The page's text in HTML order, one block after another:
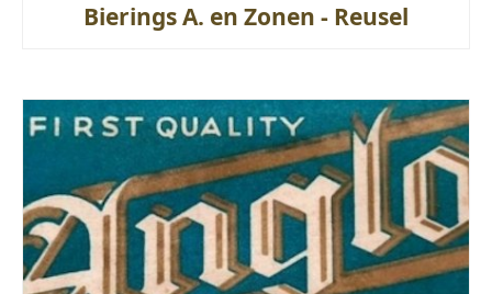
Bierings A. en Zonen - Reusel